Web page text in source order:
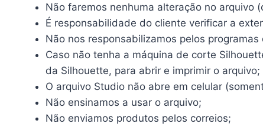
Não faremos nenhuma alteração no arquivo
É responsabilidade do cliente verificar a
Não nos responsabilizamos pelos
Caso não tenha a máquina de corte
da Silhouette, para abrir e imprimir o arquivo;
O arquivo Studio não abre em celular
Não ensinamos a usar o arquivo;
Não enviamos produtos pelos correios;